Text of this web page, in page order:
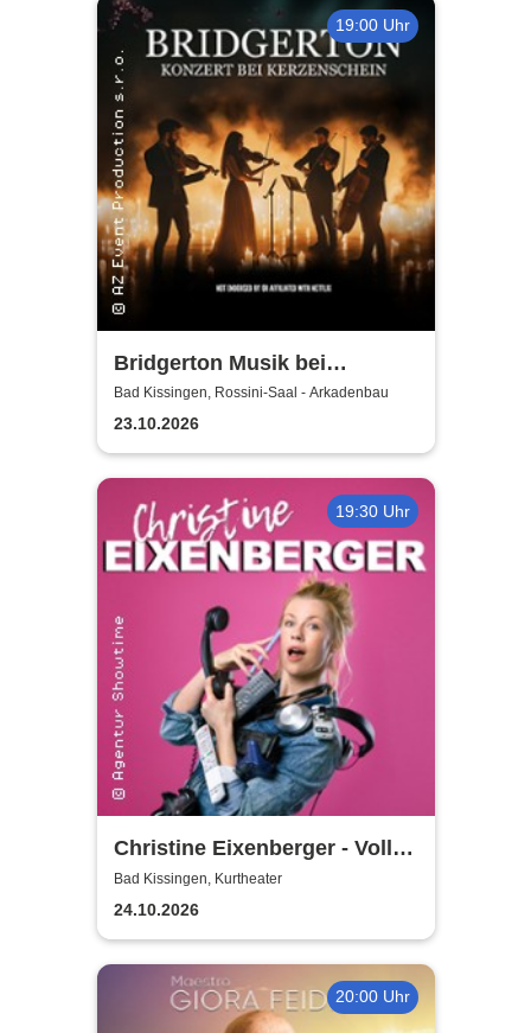
19:00 Uhr
Bridgerton Musik bei
Kerzenschein
Bad Kissingen, Rossini-Saal - Arkadenbau
23.10.2026
19:30 Uhr
Christine Eixenberger - Volle
Kontrolle
Bad Kissingen, Kurtheater
24.10.2026
20:00 Uhr